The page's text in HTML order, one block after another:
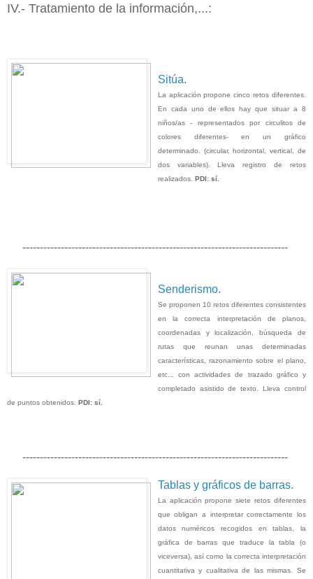
IV.- Tratamiento de la información,...:
Sitúa.
La aplicación propone cinco retos diferentes.
En cada uno de ellos hay que situar a 8
niños/as - representados por circulitos de
colores diferentes- en un gráfico
determinado. (circular, horizontal, vertical, de
dos variables). Lleva registro de retos
realizados. PDI: sí.
----------------------------------------------------------------------------
Senderismo.
Se proponen 10 retos diferentes consistentes
en la correcta interpretación de planos,
coordenadas y localización, búsqueda de
rutas que reunan unas determinadas
características, razonamiento sobre el plano,
etc... con actividades de trazado gráfico y
completado asistido de texto. Lleva control
de puntos obtenidos. PDI: sí.
----------------------------------------------------------------------------
Tablas y gráficos de barras.
La aplicación propone siete retos diferentes
que obligan a interpretar correctamente los
datos numéricos recogidos en tablas, la
gráfica de barras que traduce la tabla (o
viceversa), así como la correcta interpretación
cuantitativa y cualitativa de las mismas. Se